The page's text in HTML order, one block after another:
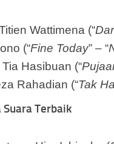
Wattimena (“
(“Fine Today” – “
Hasibuan (“
Rahadian (“Tak
Terbaik